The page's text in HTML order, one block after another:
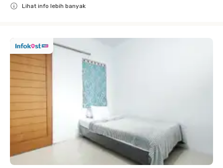
Lihat info lebih banyak